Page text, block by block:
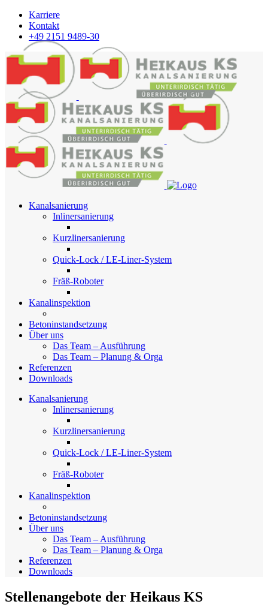
Karriere
Kontakt
+49 2151 9489-30
Kanalsanierung
Inlinersanierung
Kurzlinersanierung
Quick-Lock / LE-Liner-System
Fräß-Roboter
Kanalinspektion
Betoninstandsetzung
Über uns
Das Team – Ausführung
Das Team – Planung & Orga
Referenzen
Downloads
Kanalsanierung
Inlinersanierung
Kurzlinersanierung
Quick-Lock / LE-Liner-System
Fräß-Roboter
Kanalinspektion
Betoninstandsetzung
Über uns
Das Team – Ausführung
Das Team – Planung & Orga
Referenzen
Downloads
Stellenangebote der Heikaus KS